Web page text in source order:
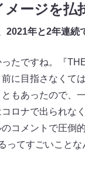
メージを払
年と2年連続
ですね。『
に目指さなくて
もあったので
ロナで出られな
コメントで圧倒
ってすごいこと